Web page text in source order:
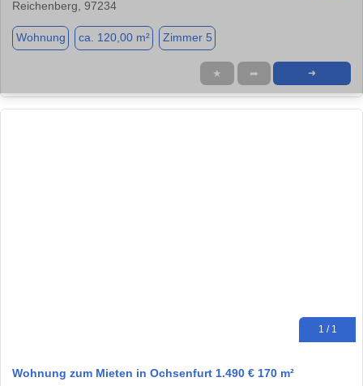
Reichenberg, 97234
Wohnung ca. 120,00 m² Zimmer 5
★ ➦ ➜
1 / 1
Wohnung zum Mieten in Ochsenfurt 1.490 € 170 m²